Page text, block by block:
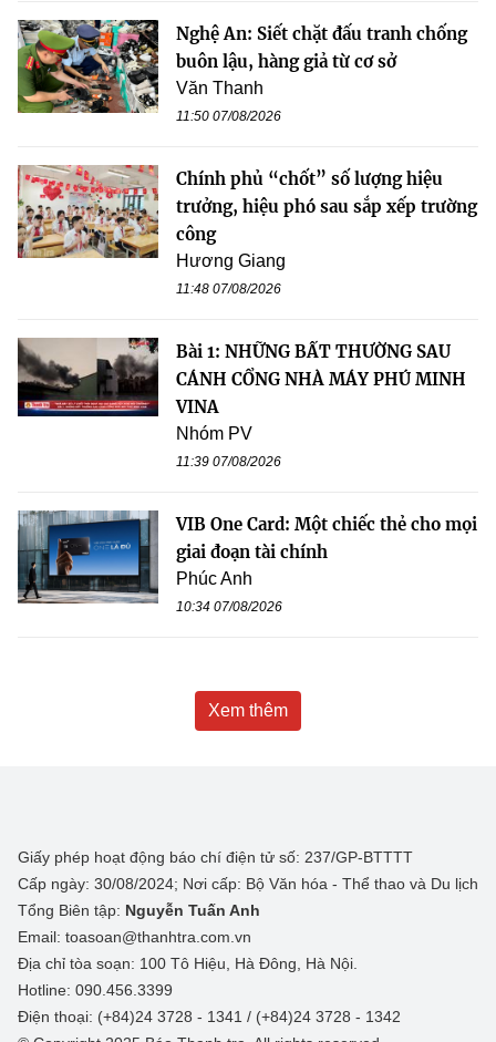
Nghệ An: Siết chặt đấu tranh chống
buôn lậu, hàng giả từ cơ sở
Văn Thanh
11:50 07/08/2026
Chính phủ “chốt” số lượng hiệu
trưởng, hiệu phó sau sắp xếp trường
công
Hương Giang
11:48 07/08/2026
Bài 1: NHỮNG BẤT THƯỜNG SAU
CÁNH CỔNG NHÀ MÁY PHÚ MINH
VINA
Nhóm PV
11:39 07/08/2026
VIB One Card: Một chiếc thẻ cho mọi
giai đoạn tài chính
Phúc Anh
10:34 07/08/2026
Xem thêm
Giấy phép hoạt động báo chí điện tử số: 237/GP-BTTTT
Cấp ngày: 30/08/2024; Nơi cấp: Bộ Văn hóa - Thể thao và Du lịch
Tổng Biên tập: Nguyễn Tuấn Anh
Email: toasoan@thanhtra.com.vn
Địa chỉ tòa soạn: 100 Tô Hiệu, Hà Đông, Hà Nội.
Hotline: 090.456.3399
Điện thoại: (+84)24 3728 - 1341 / (+84)24 3728 - 1342